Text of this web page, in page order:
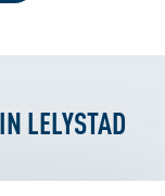
LELYSTAD